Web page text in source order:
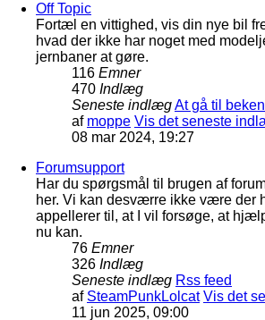
Off Topic
Fortæl en vittighed, vis din nye bil
hvad der ikke har noget med
jernbaner at gøre.
116 Emner
470 Indlæg
Seneste indlægAt gå til
af moppe Vis det seneste
08 mar 2024, 19:27
Forumsupport
Har du spørgsmål til brugen af
her. Vi kan desværre ikke være der
appellerer til, at I vil forsøge, at
nu kan.
76 Emner
326 Indlæg
Seneste indlæg Rss feed
af SteamPunkLolcat Vis det
11 jun 2025, 09:00